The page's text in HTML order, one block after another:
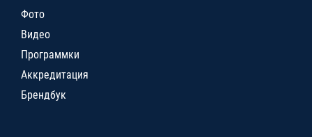
Фото
Видео
Программки
Аккредитация
Брендбук